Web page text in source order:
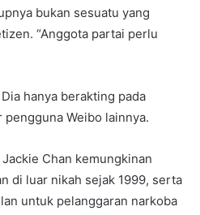
bukan sesuatu yang
“Anggota partai perlu
hanya berakting pada
pengguna Weibo lainnya.
Chan kemungkinan
di luar nikah sejak 1999, serta
untuk pelanggaran narkoba